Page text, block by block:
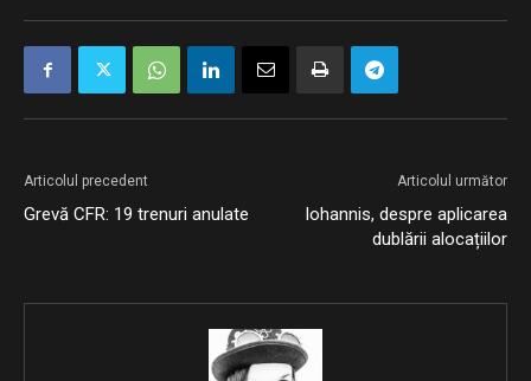
Articolul precedent
Grevă CFR: 19 trenuri anulate
Articolul următor
Iohannis, despre aplicarea
dublării alocațiilor